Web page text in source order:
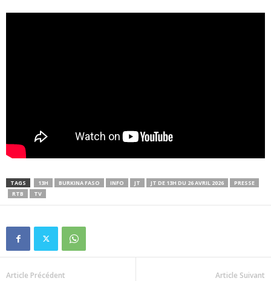
TAGS 13H BURKINA FASO INFO JT JT DE 13H DU 26 AVRIL 2026
PRESSE
RTB
TV
Article Précédent Article Suivant